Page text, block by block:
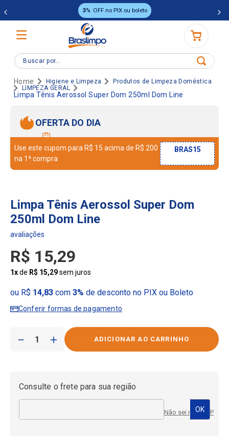
3% OFF no PIX ou boleto
Buscar por...
Higiene e Limpeza
Produtos de Limpeza Doméstica
LIMPEZA GERAL
Limpa Tênis Aerossol Super Dom 250ml Dom Line
OFERTA DO DIA
Use este cupom para R$ 15 acima de R$ 200
na 1ª compra
BRAS15
Limpa Tênis Aerossol Super Dom
250ml Dom Line
R$ 15,29
1xde R$ 15,29sem juros
ou R$ 14,83com 3% de desconto no PIX ou Boleto
Conferir formas de pagamento
＋
－
Consulte o frete para sua região
Não sei meu CEP